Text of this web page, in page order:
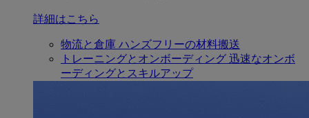
詳細はこちら
物流と倉庫 ハンズフリーの材料搬送
トレーニングとオンボーディング 迅速なオンボ
ーディングとスキルアップ